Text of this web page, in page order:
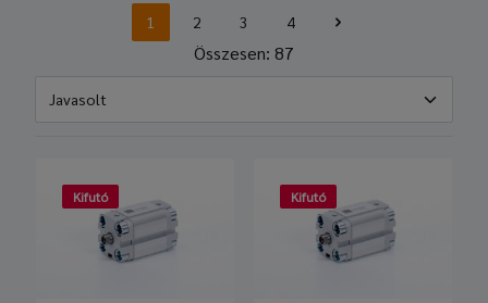
1 2 3 4
Összesen: 87
Kifutó Kifutó